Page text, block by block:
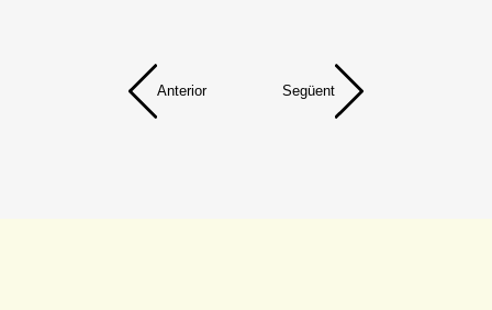
Anterior Següent